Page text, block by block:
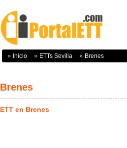
Inicio ETTs Sevilla Brenes
Brenes
ETT en Brenes